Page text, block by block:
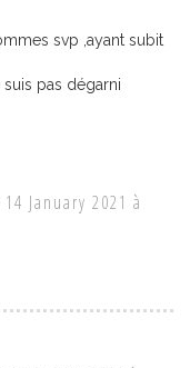
svp ,ayant subit
pas dégarni
January 2021 à